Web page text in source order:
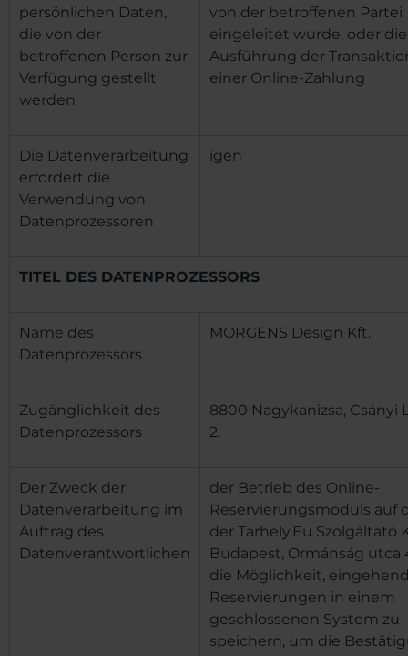
persönlichen Daten,
die von der
betroffenen Person zur
Verfügung gestellt
werden
von der betroffenen Partei
eingeleitet wurde, oder die
Ausführung der
einer Online-Zahlung
Die Datenverarbeitung
erfordert die
Verwendung von
Datenprozessoren
igen
TITEL DES DATENPROZESSORS
Name des
Datenprozessors
MORGENS Design Kft.
Zugänglichkeit des
Datenprozessors
8800 Nagykanizsa, Csányi
2.
Der Zweck der
Datenverarbeitung im
Auftrag des
Datenverantwortlichen
der Betrieb des Online-
Reservierungsmoduls auf
der Tárhely.Eu Szolgáltató
Budapest, Ormánság utca
die Möglichkeit,
Reservierungen in einem
geschlossenen System zu
speichern, um die